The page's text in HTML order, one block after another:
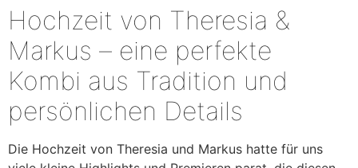
Hochzeit von Theresia &
Markus – eine perfekte
Kombi aus Tradition und
persönlichen Details
Die Hochzeit von Theresia und Markus hatte für uns